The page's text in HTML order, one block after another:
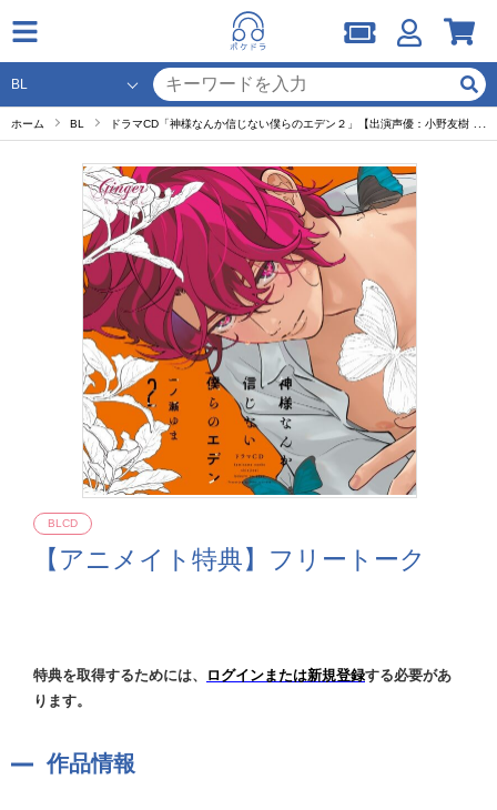
ホーム BL ドラマCD「神様なんか信じない僕らのエデン２」【出演声優：小野友樹 熊谷健太郎】
【アニメイト特典】フリートーク
BLCD
特典を取得するためには、 ログインまたは新規登録する必要があ
ります。
作品情報